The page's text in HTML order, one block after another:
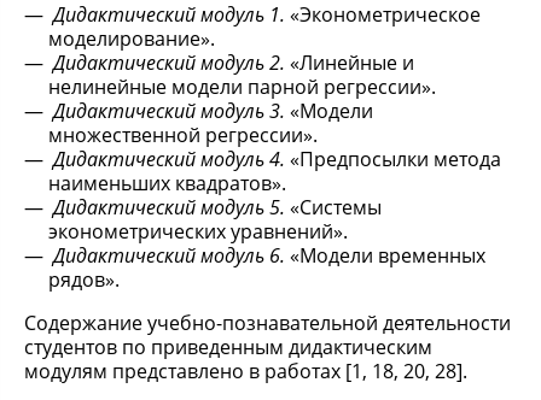
Дидактический модуль 1. «Эконометрическое
моделирование».
Дидактический модуль 2. «Линейные и
нелинейные модели парной регрессии».
Дидактический модуль 3. «Модели
множественной регрессии».
Дидактический модуль 4. «Предпосылки метода
наименьших квадратов».
Дидактический модуль 5. «Системы
эконометрических уравнений».
Дидактический модуль 6. «Модели временных
рядов».
Содержание учебно-познавательной деятельности
студентов по приведенным дидактическим
модулям представлено в работах [1, 18, 20, 28].